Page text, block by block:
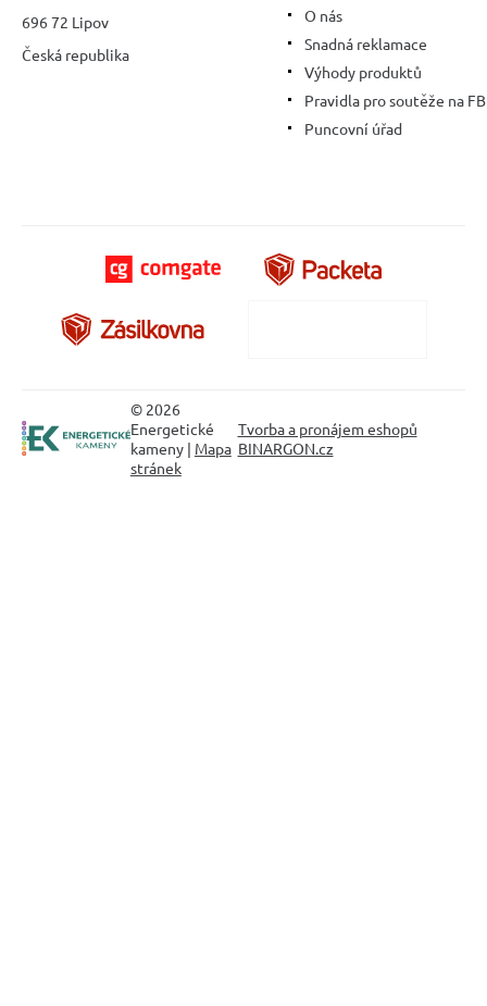
696 72 Lipov
Česká republika
O nás
Snadná reklamace
Výhody produktů
Pravidla pro soutěže na FB
Puncovní úřad
© 2026
Energetické
kameny | Mapa
stránek
Tvorba a pronájem eshopů
BINARGON.cz